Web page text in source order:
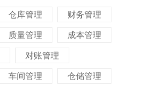
仓库管理 财务管理
质量管理 成本管理
对账管理
车间管理 仓储管理